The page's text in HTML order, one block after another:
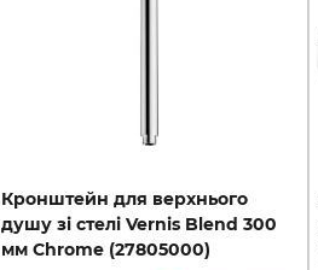
Кронштейн для верхнього
душу зі стелі Vernis Blend 300
мм Chrome (27805000)